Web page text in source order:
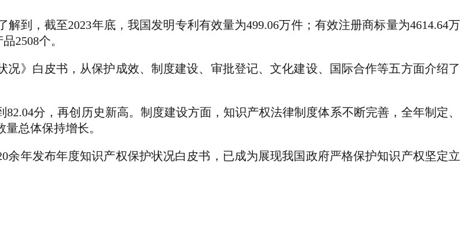
，截至2023年底，我国发明专利有效量为499.06万件；有效注册商标量为4614.64万
2508个。
白皮书，从保护成效、制度建设、审批登记、文化建设、国际合作等五方面介绍了
分，再创历史新高。制度建设方面，知识产权法律制度体系不断完善，全年制定、
总体保持增长。
年发布年度知识产权保护状况白皮书，已成为展现我国政府严格保护知识产权坚定立